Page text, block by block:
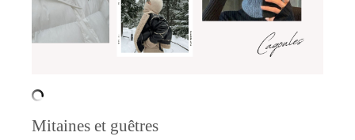
Mitaines et guêtres